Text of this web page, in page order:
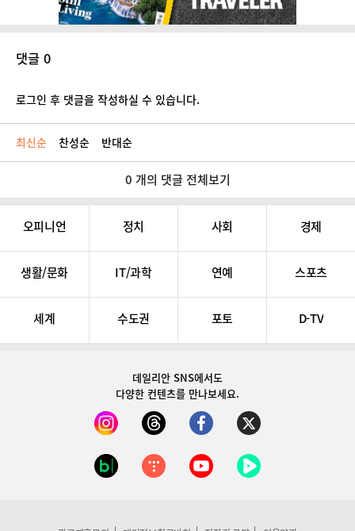
댓글 0
로그인 후 댓글을 작성하실 수 있습니다.
최신순 찬성순 반대순
0 개의 댓글 전체보기
오피니언 정치 사회 경제
생활/문화 IT/과학 연예 스포츠
세계 수도권 포토 D-TV
데일리안 SNS에서도
다양한 컨텐츠를 만나보세요.